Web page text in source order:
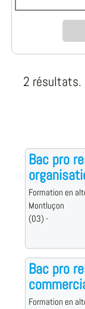
2 résultats.
Bac pro
Formation en
Montluçon
(03) -
Bac pro
Formation en